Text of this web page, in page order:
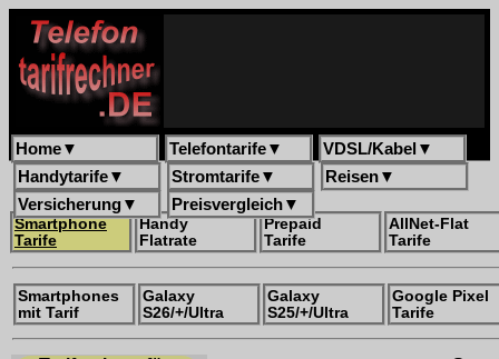
Home▼ Telefontarife▼ VDSL/Kabel ▼
Handytarife▼ Stromtarife▼ Reisen▼
Versicherung▼ Preisvergleich▼
Smartphone
Tarife
Handy
Flatrate
Prepaid
Tarife
AllNet-Flat
Tarife
Smartphones
mit Tarif
Galaxy
S26/+/Ultra
Galaxy
S25/+/Ultra
Google Pixel
Tarife